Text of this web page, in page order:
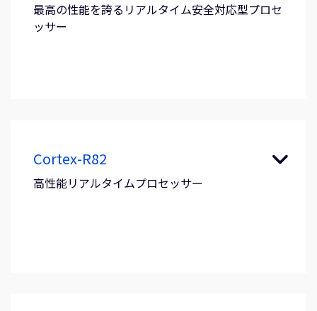
最高の性能を誇るリアルタイム安全対応型プロセ
ッサー
Cortex-R82
高性能リアルタイムプロセッサー